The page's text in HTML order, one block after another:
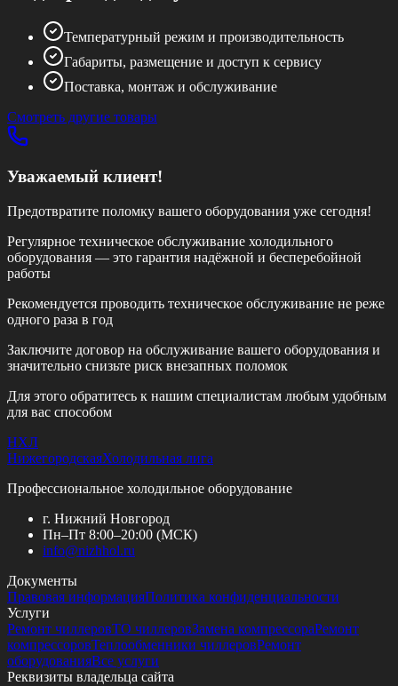
Температурный режим и производительность
Габариты, размещение и доступ к сервису
Поставка, монтаж и обслуживание
Смотреть другие товары
Уважаемый клиент!
Предотвратите поломку вашего оборудования уже сегодня!
Регулярное техническое обслуживание холодильного
оборудования — это гарантия надёжной и бесперебойной
работы
Рекомендуется проводить техническое обслуживание не реже
одного раза в год
Заключите договор на обслуживание вашего оборудования и
значительно снизьте риск внезапных поломок
Для этого обратитесь к нашим специалистам любым удобным
для вас способом
НХЛ
НижегородскаяХолодильная лига
Профессиональное холодильное оборудование
г. Нижний Новгород
Пн–Пт 8:00–20:00 (МСК)
info@nizhhol.ru
Документы
Правовая информацияПолитика конфиденциальности
Услуги
Ремонт чиллеровТО чиллеровЗамена компрессораРемонт
компрессоровТеплообменники чиллеровРемонт
оборудованияВсе услуги
Реквизиты владельца сайта